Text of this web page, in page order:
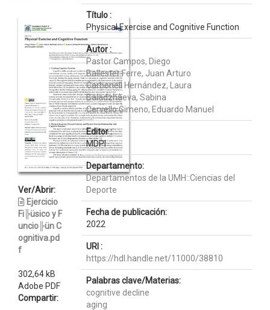
Ver/Abrir:
Ejercicio
Fi╠üsico y F
uncio╠ün C
ognitiva.pd
f
302,64 kB
Adobe PDF
Compartir:
Título :
Physical Exercise and Cognitive Function
Autor :
Pastor Campos, Diego
Ballester Ferre, Juan Arturo
Carbonell Hernández, Laura
Baladzhaeva, Sabina
Cervello Gimeno, Eduardo Manuel
Editor :
MDPI
Departamento:
Departamentos de la UMH::Ciencias del
Deporte
Fecha de publicación:
2022
URI :
https://hdl.handle.net/11000/38810
Palabras clave/Materias:
cognitive decline
aging